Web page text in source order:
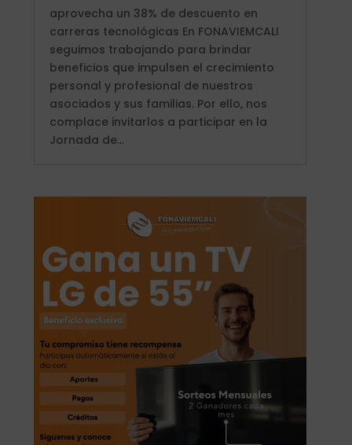
aprovecha un 38% de descuento en
carreras tecnológicas En FONAVIEMCALI
seguimos trabajando para brindar
beneficios que impulsen el crecimiento
personal y profesional de nuestros
asociados y sus familias. Por ello, nos
complace invitarlos a participar en la
Jornada de...